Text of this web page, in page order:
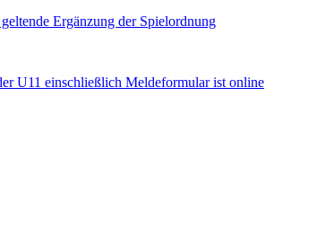
Ergänzung der Spielordnung
U11 einschließlich Meldeformular ist online